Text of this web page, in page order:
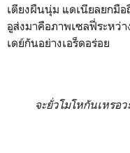
เตียงผืนนุ่ม แดเนียลยกมื
อูส่งมาคือภาพเซลฟี่ระหว่
เดย์กันอย่างเอร็ดอร่อย
จะยั่วโมโหกันเหรอว